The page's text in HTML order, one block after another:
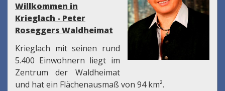
Willkommen in
Krieglach - Peter
Roseggers Waldheimat
Krieglach mit seinen rund
5.400 Einwohnern liegt im
Zentrum der Waldheimat
und hat ein Flächenausmaß von 94 km².